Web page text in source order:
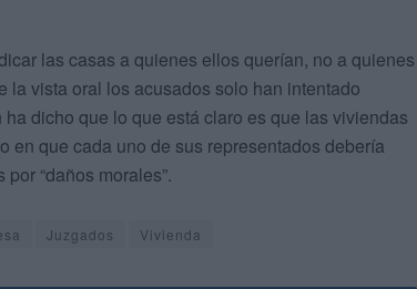
las casas a quienes ellos querían, no a quienes
la vista oral los acusados solo han intentado
dicho que lo que está claro es que las viviendas
en que cada uno de sus representados debería
“daños morales”.
Juzgados Vivienda